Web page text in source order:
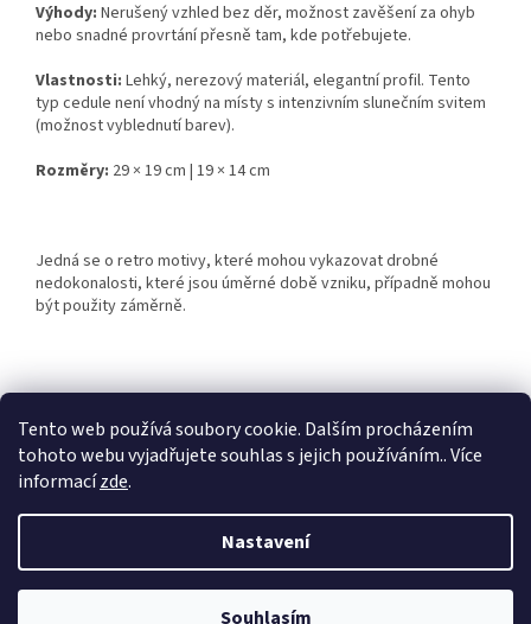
Tento web používá soubory cookie. Dalším procházením
tohoto webu vyjadřujete souhlas s jejich používáním.. Více
informacízde.
Nastavení
Souhlasím
Výhody: Nerušený vzhled bez děr, možnost zavěšení za ohyb
nebo snadné provrtání přesně tam, kde potřebujete.
Vlastnosti: Lehký, nerezový materiál, elegantní profil. Tento
typ cedule není vhodný na místy s intenzivním slunečním svitem
(možnost vyblednutí barev).
Rozměry: 29 × 19 cm | 19 × 14 cm
Jedná se o retro motivy, které mohou vykazovat drobné
nedokonalosti, které jsou úměrné době vzniku, případně mohou
být použity záměrně.
Z
Retro-Darky.cz Krowki.cz
Vytvořil Shoptet